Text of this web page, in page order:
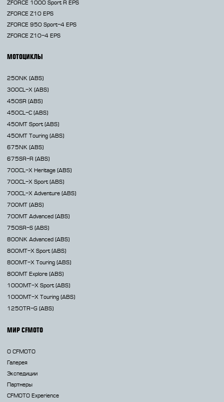
ZFORCE 1000 Sport R EPS
ZFORCE Z10 EPS
ZFORCE 950 Sport-4 EPS
ZFORCE Z10-4 EPS
МОТОЦИКЛЫ
250NK (ABS)
300CL-X (ABS)
450SR (ABS)
450CL-C (ABS)
450MT Sport (ABS)
450MT Touring (ABS)
675NK (ABS)
675SR-R (ABS)
700CL-X Heritage (ABS)
700CL-X Sport (ABS)
700CL-X Adventure (ABS)
700MT (ABS)
700MT Advanced (ABS)
750SR-S (ABS)
800NK Advanced (ABS)
800MT-X Sport (ABS)
800MT-X Touring (ABS)
800MT Explore (ABS)
1000MT-X Sport (ABS)
1000MT-X Touring (ABS)
1250TR-G (ABS)
МИР CFMOTO
О CFMOTO
Галерея
Экспедиции
Партнеры
CFMOTO Experience